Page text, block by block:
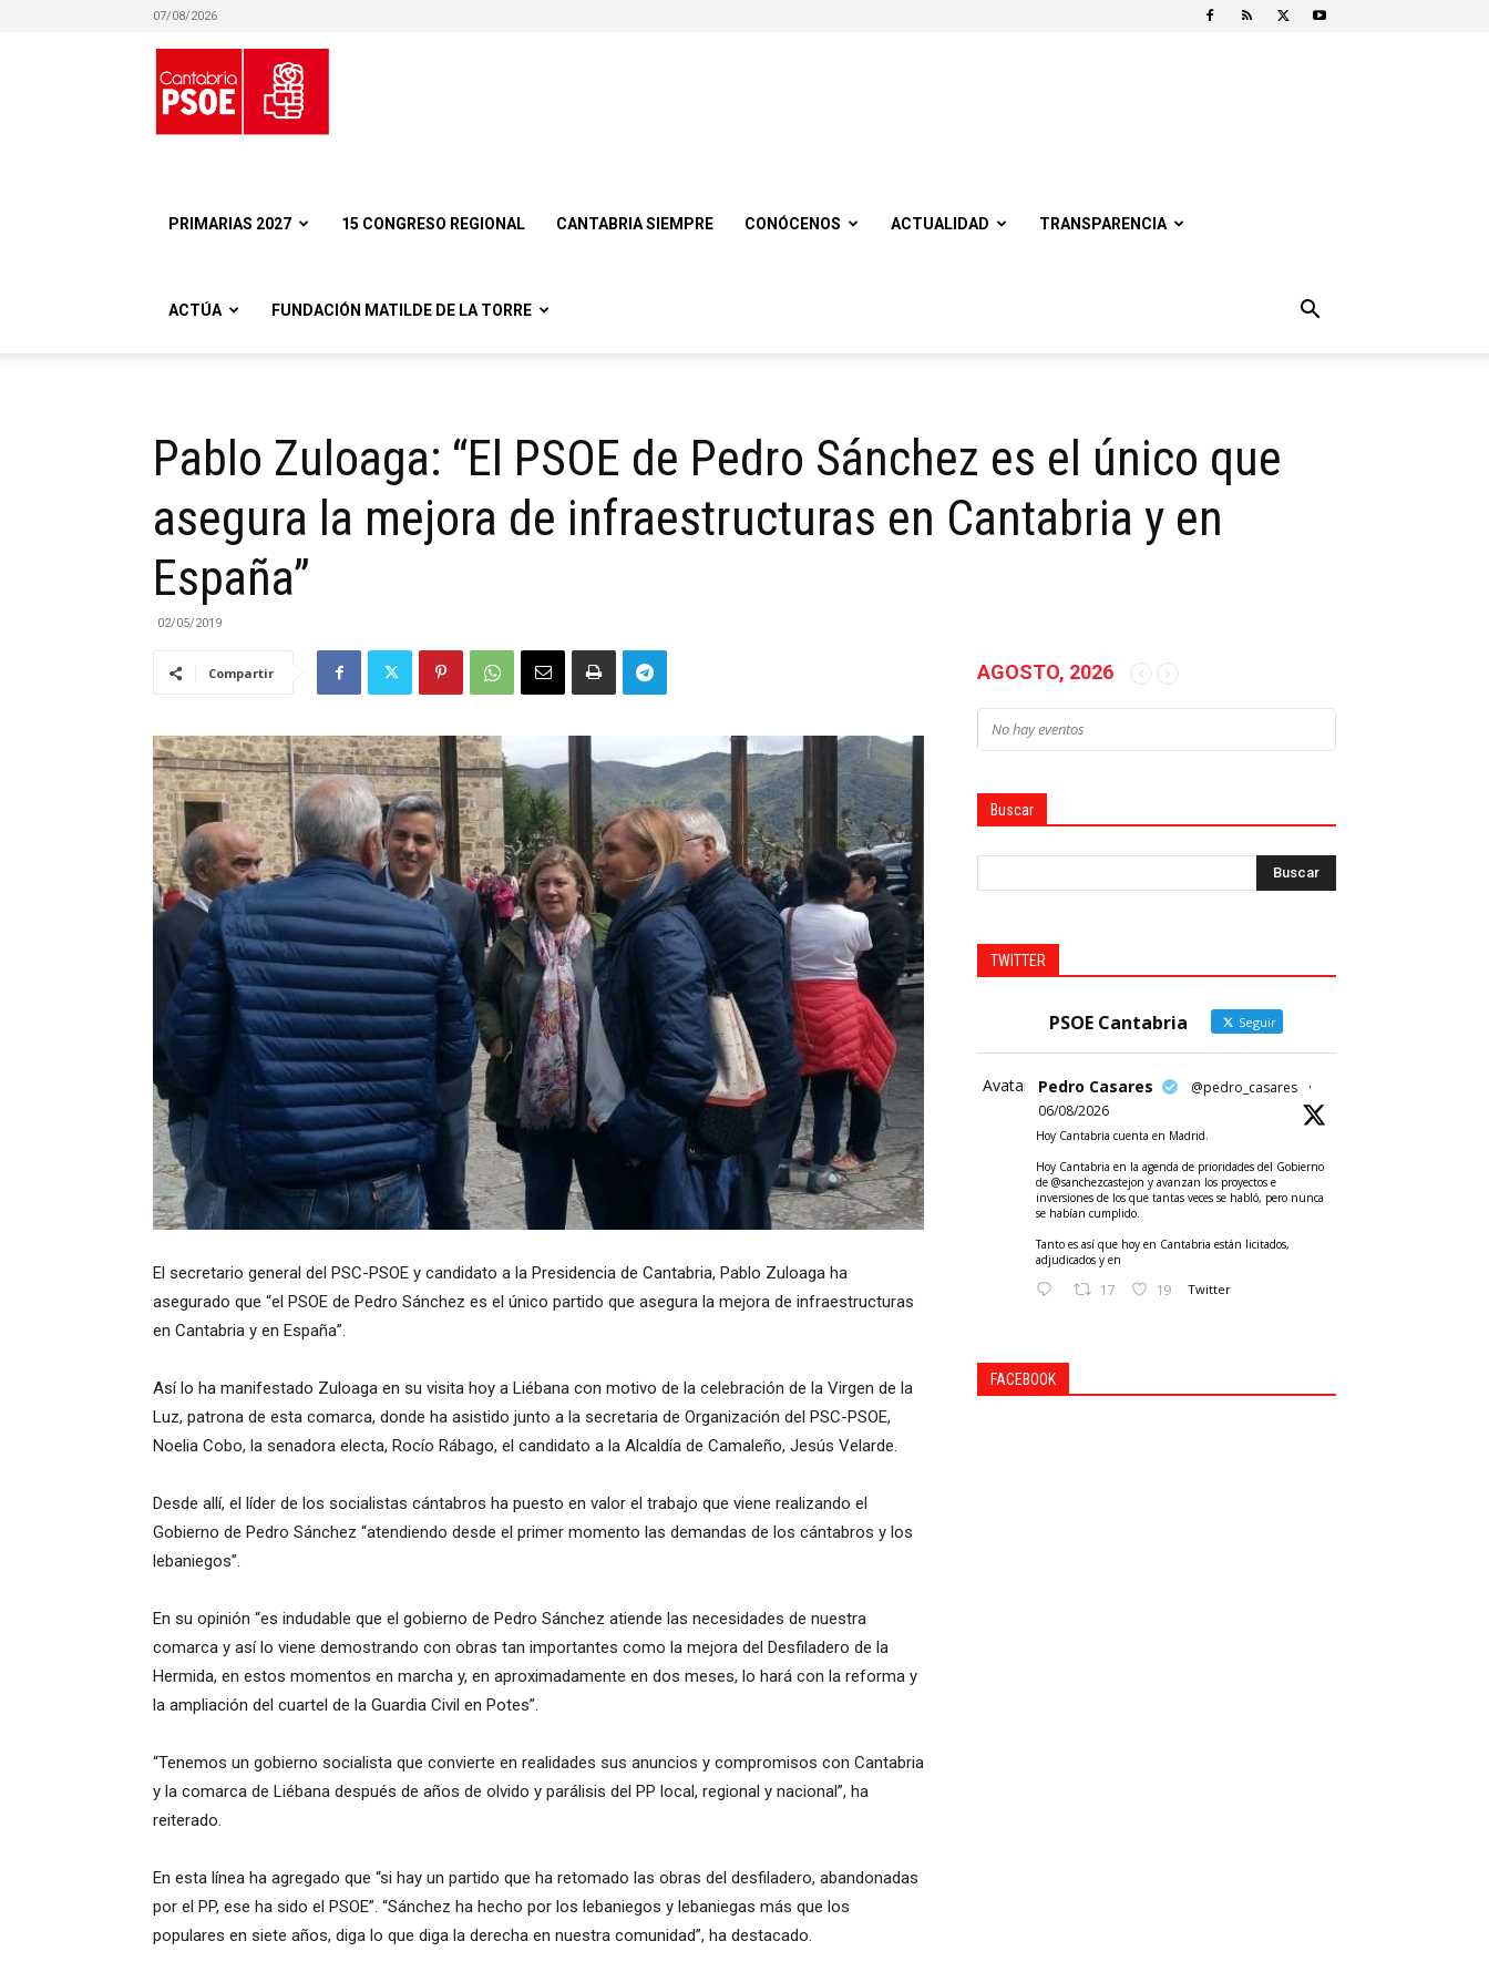
07/08/2026
Cantabria
PRIMARIAS 2027 15 CONGRESO REGIONAL CANTABRIA SIEMPRE CONÓCENOS ACTUALIDAD TRANSPARENCIA
ACTÚA FUNDACIÓN MATILDE DE LA TORRE
Pablo Zuloaga: “El PSOE de Pedro Sánchez es el único que
asegura la mejora de infraestructuras en Cantabria y en
España”
02/05/2019
Compartir
El secretario general del PSC-PSOE y candidato a la Presidencia de Cantabria, Pablo Zuloaga ha
asegurado que “el PSOE de Pedro Sánchez es el único partido que asegura la mejora de infraestructuras
en Cantabria y en España”.
Así lo ha manifestado Zuloaga en su visita hoy a Liébana con motivo de la celebración de la Virgen de la
Luz, patrona de esta comarca, donde ha asistido junto a la secretaria de Organización del PSC-PSOE,
Noelia Cobo, la senadora electa, Rocío Rábago, el candidato a la Alcaldía de Camaleño, Jesús Velarde.
Desde allí, el líder de los socialistas cántabros ha puesto en valor el trabajo que viene realizando el
Gobierno de Pedro Sánchez “atendiendo desde el primer momento las demandas de los cántabros y los
lebaniegos”.
En su opinión “es indudable que el gobierno de Pedro Sánchez atiende las necesidades de nuestra
comarca y así lo viene demostrando con obras tan importantes como la mejora del Desfiladero de la
Hermida, en estos momentos en marcha y, en aproximadamente en dos meses, lo hará con la reforma y
la ampliación del cuartel de la Guardia Civil en Potes”.
“Tenemos un gobierno socialista que convierte en realidades sus anuncios y compromisos con Cantabria
y la comarca de Liébana después de años de olvido y parálisis del PP local, regional y nacional”, ha
reiterado.
En esta línea ha agregado que “si hay un partido que ha retomado las obras del desfiladero, abandonadas
por el PP, ese ha sido el PSOE”. “Sánchez ha hecho por los lebaniegos y lebaniegas más que los
populares en siete años, diga lo que diga la derecha en nuestra comunidad”, ha destacado.
AGOSTO, 2026
No hay eventos
Buscar
TWITTER
PSOE Cantabria Seguir
Avatar Pedro Casares @pedro_casares
·
06/08/2026
Hoy Cantabria cuenta en Madrid.
Hoy Cantabria en la agenda de prioridades del Gobierno
de @sanchezcastejon y avanzan los proyectos e
inversiones de los que tantas veces se habló, pero nunca
se habían cumplido.
Tanto es así que hoy en Cantabria están licitados,
adjudicados y en
17 19 Twitter
FACEBOOK